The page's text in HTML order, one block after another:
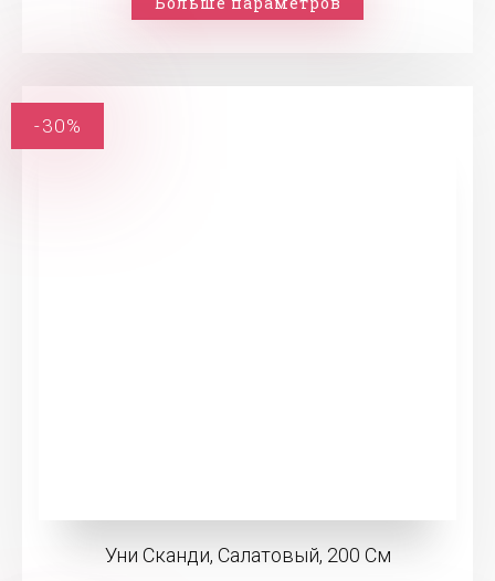
Уни Сканди, Салатовый, 200 См
-30%